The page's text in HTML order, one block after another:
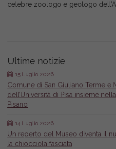
celebre zoologo e geologo
Ultime notizie
Comune di San Giuliano Terme e
dell’Università di Pisa insieme
Pisano
15 Luglio 2026
Un reperto del Museo diventa il
la chiocciola fasciata
14 Luglio 2026